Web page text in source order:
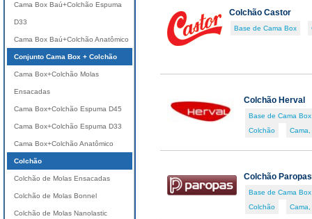
Colchão Castor
Base de Cama Box
Colchão Herval
Base de Cama Box
Colchão
Colchão Paropas
Base de Cama Box
Colchão
Cama Box Baú+Colchão Espuma
D33
Cama Box Baú+Colchão Anatômico
Conjunto Cama Box + Colchão
Cama Box+Colchão Molas
Ensacadas
Cama Box+Colchão Espuma D45
Cama Box+Colchão Espuma D33
Cama Box+Colchão Anatômico
Colchão
Colchão de Molas Ensacadas
Colchão de Molas Bonnel
Colchão de Molas Nanolastic